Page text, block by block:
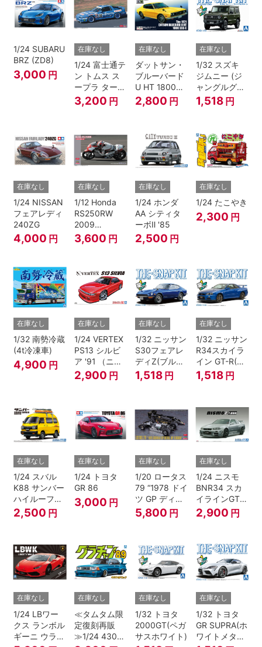
1/24 SUBARU
BRZ (ZD8)
3,000 円
在庫なし
1/24 富士通テ
ン トムス ス
ープラ ターボ
A70 1990
JTC
3,200 円
在庫なし
ダットサン・
ブルーバード
U HT 1800
SSS-E
2,800 円
在庫なし
1/32 スズキ
ジムニー (ジ
ャングルグリ
ー ン)
1,518 円
在庫なし
1/24 NISSAN
フェアレディ
240ZG
4,000 円
在庫なし
1/12 Honda
RS250RW
2009
WGP250
3,600 円
在庫なし
1/24 ホンダ
AA シティタ
ーボⅡ '85
2,500 円
在庫なし
1/24 たこやき
2,300 円
在庫なし
1/32 南勢冷蔵
(4t冷凍車)
4,900 円
在庫なし
1/24 VERTEX
PS13 シルビ
ア '91 （ニッ
サン）
2,900 円
在庫なし
1/32 ニッサン
S30フェアレ
ディZ(ブルー
メタリック)
1,518 円
在庫なし
1/32 ニッサン
R34スカイラ
イン GT-R(ベ
イサイドブル
ー)
1,518 円
在庫なし
1/24 スバル
K88 サンバー
ハイルーフ
4WD '80
2,500 円
在庫なし
1/24 トヨタ
GR 86
3,000 円
在庫なし
1/20 ロータス
79 “1978 ドイ
ツ GP ディテ
ールアップ バ
ージョン”
5,800 円
在庫なし
1/24 ニスモ
BNR34 スカ
イラインGT-R
Z-tune '04
2,900 円
在庫なし
1/24 LBワー
クス ランボル
ギーニ ウラカ
在庫なし
≪タムタム限
定復刻再販
≫1/24 430セ
在庫なし
1/32 トヨタ
2000GT(ペガ
サスホワイト)
在庫なし
1/32 トヨタ
GR SUPRA(ホ
ワイトメタリ